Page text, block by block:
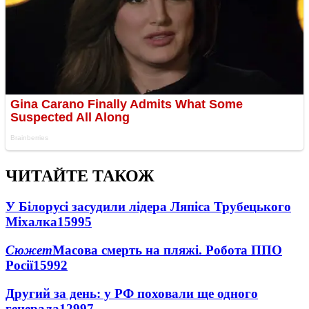
ЧИТАЙТЕ ТАКОЖ
У Білорусі засудили лідера Ляпіса Трубецького
Міхалка15995
СюжетМасова смерть на пляжі. Робота ППО
Росії15992
Другий за день: у РФ поховали ще одного